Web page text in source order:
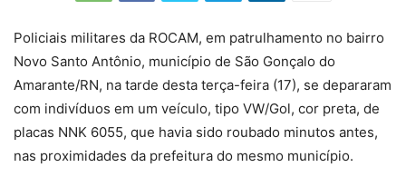
Policiais militares da ROCAM, em patrulhamento no bairro
Novo Santo Antônio, município de São Gonçalo do
Amarante/RN, na tarde desta terça-feira (17), se depararam
com indivíduos em um veículo, tipo VW/Gol, cor preta, de
placas NNK 6055, que havia sido roubado minutos antes,
nas proximidades da prefeitura do mesmo município.